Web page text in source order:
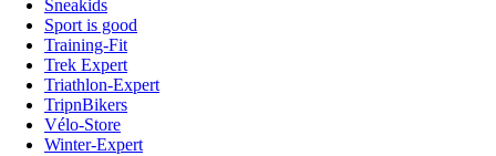
Sneakids
Sport is good
Training-Fit
Trek Expert
Triathlon-Expert
TripnBikers
Vélo-Store
Winter-Expert